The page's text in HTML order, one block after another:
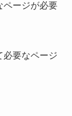
ページが必要
必要なページ